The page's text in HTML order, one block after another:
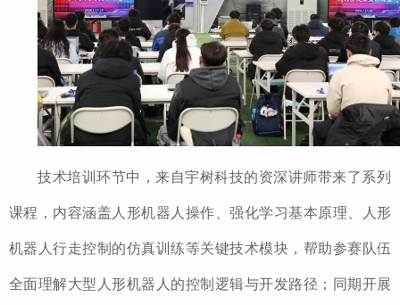
技术培训环节中，来自宇树科技的资深讲师带来了系列
课程，内容涵盖人形机器人操作、强化学习基本原理、人形
机器人行走控制的仿真训练等关键技术模块，帮助参赛队伍
全面理解大型人形机器人的控制逻辑与开发路径；同期开展